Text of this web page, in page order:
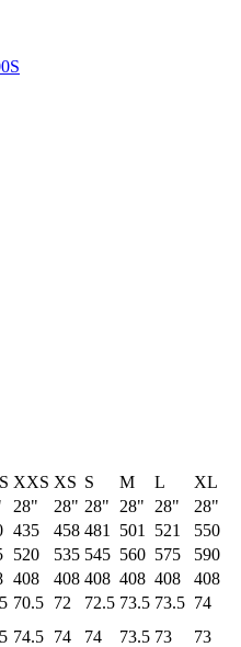
XXS XS S M L
XL
28" 28" 28" 28" 28"
28"
435 458 481 501 521
550
520 535 545 560 575
590
408 408 408 408 408
408
70.5 72 72.5 73.5 73.5 74
74.5 74 74 73.5 73
73